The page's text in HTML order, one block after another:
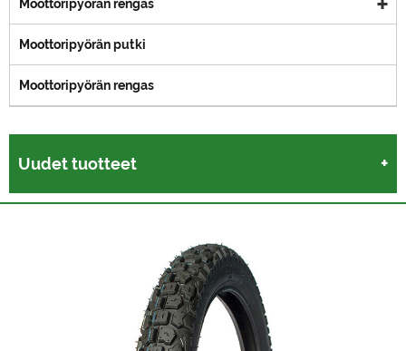
Moottoripyörän rengas
Moottoripyörän putki
Moottoripyörän rengas
Uudet tuotteet